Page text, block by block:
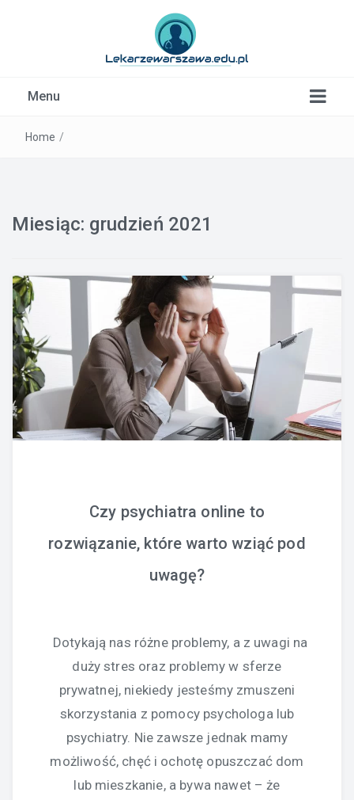
Menu
Home /
Miesiąc: grudzień 2021
Czy psychiatra online to
rozwiązanie, które warto wziąć pod
uwagę?
Dotykają nas różne problemy, a z uwagi na
duży stres oraz problemy w sferze
prywatnej, niekiedy jesteśmy zmuszeni
skorzystania z pomocy psychologa lub
psychiatry. Nie zawsze jednak mamy
możliwość, chęć i ochotę opuszczać dom
lub mieszkanie, a bywa nawet – że